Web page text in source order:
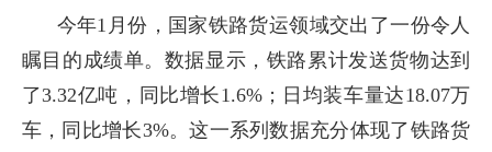
今年1月份，国家铁路货运领域交出了一份令人
瞩目的成绩单。数据显示，铁路累计发送货物达到
了3.32亿吨，同比增长1.6%；日均装车量达18.07万
车，同比增长3%。这一系列数据充分体现了铁路货